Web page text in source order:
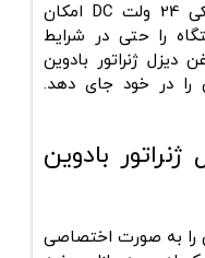
همچنین، سیستم استارت الکتریکی 24 ولت DC امکان
را حتی در شرایط
دیزل ژنراتور بادوین
30 لیتر روغن را در خود جای دهد.
بادوین
را به صورت اختصاصی